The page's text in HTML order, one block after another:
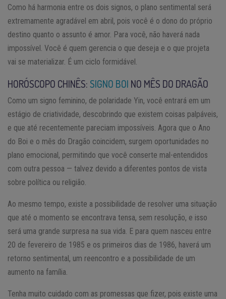
Como há harmonia entre os dois signos, o plano sentimental será
extremamente agradável em abril, pois você é o dono do próprio
destino quanto o assunto é amor. Para você, não haverá nada
impossível. Você é quem gerencia o que deseja e o que projeta
vai se materializar. É um ciclo formidável.
HORÓSCOPO CHINÊS:SIGNO BOI NO MÊS DO DRAGÃO
Como um signo feminino, de polaridade Yin, você entrará em um
estágio de criatividade, descobrindo que existem coisas palpáveis,
e que até recentemente pareciam impossíveis. Agora que o Ano
do Boi e o mês do Dragão coincidem, surgem oportunidades no
plano emocional, permitindo que você conserte mal-entendidos
com outra pessoa — talvez devido a diferentes pontos de vista
sobre política ou religião.
Ao mesmo tempo, existe a possibilidade de resolver uma situação
que até o momento se encontrava tensa, sem resolução, e isso
será uma grande surpresa na sua vida. E para quem nasceu entre
20 de fevereiro de 1985 e os primeiros dias de 1986, haverá um
retorno sentimental, um reencontro e a possibilidade de um
aumento na família.
Tenha muito cuidado com as promessas que fizer, pois existe uma